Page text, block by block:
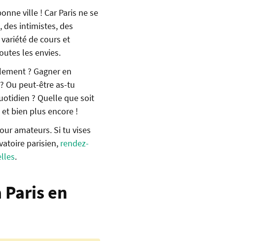
ville ! Car Paris ne se
des intimistes, des
de cours et
les envies.
? Gagner en
Ou peut-être as-tu
? Quelle que soit
bien plus encore !
amateurs. Si tu vises
parisien, rendez-
.
en